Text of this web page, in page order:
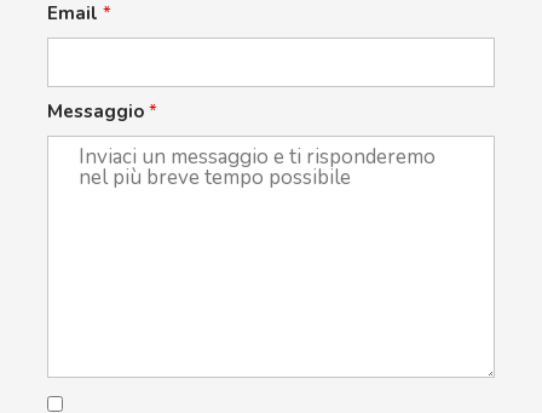
Email *
Messaggio *